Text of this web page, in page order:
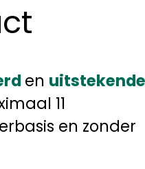
en uitstekende
11
en zonder